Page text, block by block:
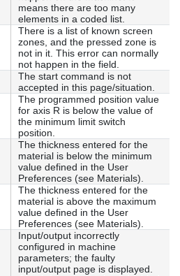
means there are too many
elements in a coded list.
There is a list of known screen
zones, and the pressed zone is
not in it. This error can normally
not happen in the field.
The start command is not
accepted in this page/situation.
The programmed position value
for axis R is below the value of
the minimum limit switch
position.
The thickness entered for the
material is below the minimum
value defined in the User
Preferences (see Materials).
The thickness entered for the
material is above the maximum
value defined in the User
Preferences (see Materials).
Input/output incorrectly
configured in machine
parameters; the faulty
input/output page is displayed.